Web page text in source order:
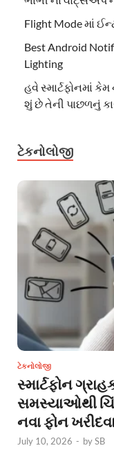
Flight Mode માં
Best Android
Lighting
હવે સ્માર્ટફોનમાં
શું છે તેની પાછળનું
ટેકનોલોજી
ટેકનોલોજી
સ્માર્ટફોન
સમસ્યાઓથી
નવા ફોન
July 10, 2026 - bySB